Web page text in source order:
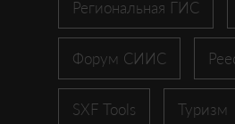
Региональная ГИС
Форум СИИС
SXF Tools Туризм